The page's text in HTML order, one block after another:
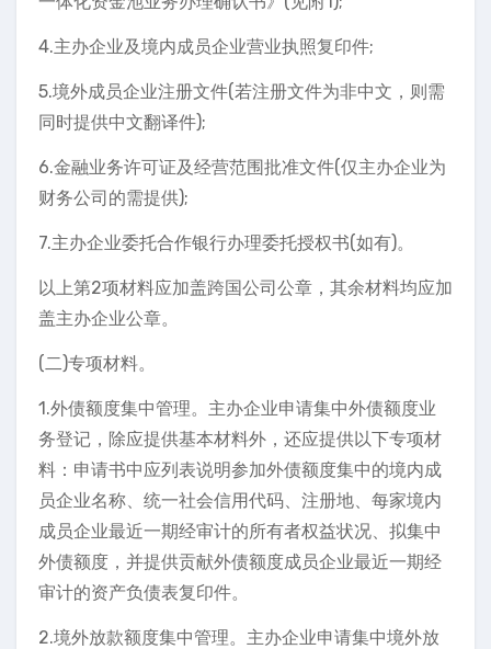
4.主办企业及境内成员企业营业执照复印件;
5.境外成员企业注册文件(若注册文件为非中文，则需
同时提供中文翻译件);
6.金融业务许可证及经营范围批准文件(仅主办企业为
财务公司的需提供);
7.主办企业委托合作银行办理委托授权书(如有)。
以上第2项材料应加盖跨国公司公章，其余材料均应加
盖主办企业公章。
(二)专项材料。
1.外债额度集中管理。主办企业申请集中外债额度业
务登记，除应提供基本材料外，还应提供以下专项材
料：申请书中应列表说明参加外债额度集中的境内成
员企业名称、统一社会信用代码、注册地、每家境内
成员企业最近一期经审计的所有者权益状况、拟集中
外债额度，并提供贡献外债额度成员企业最近一期经
审计的资产负债表复印件。
2.境外放款额度集中管理。主办企业申请集中境外放